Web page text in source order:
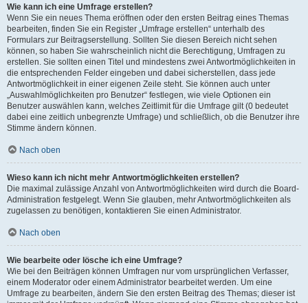
Wie kann ich eine Umfrage erstellen?
Wenn Sie ein neues Thema eröffnen oder den ersten Beitrag eines Themas
bearbeiten, finden Sie ein Register „Umfrage erstellen“ unterhalb des
Formulars zur Beitragserstellung. Sollten Sie diesen Bereich nicht sehen
können, so haben Sie wahrscheinlich nicht die Berechtigung, Umfragen zu
erstellen. Sie sollten einen Titel und mindestens zwei Antwortmöglichkeiten in
die entsprechenden Felder eingeben und dabei sicherstellen, dass jede
Antwortmöglichkeit in einer eigenen Zeile steht. Sie können auch unter
„Auswahlmöglichkeiten pro Benutzer“ festlegen, wie viele Optionen ein
Benutzer auswählen kann, welches Zeitlimit für die Umfrage gilt (0 bedeutet
dabei eine zeitlich unbegrenzte Umfrage) und schließlich, ob die Benutzer ihre
Stimme ändern können.
Nach oben
Wieso kann ich nicht mehr Antwortmöglichkeiten erstellen?
Die maximal zulässige Anzahl von Antwortmöglichkeiten wird durch die Board-
Administration festgelegt. Wenn Sie glauben, mehr Antwortmöglichkeiten als
zugelassen zu benötigen, kontaktieren Sie einen Administrator.
Nach oben
Wie bearbeite oder lösche ich eine Umfrage?
Wie bei den Beiträgen können Umfragen nur vom ursprünglichen Verfasser,
einem Moderator oder einem Administrator bearbeitet werden. Um eine
Umfrage zu bearbeiten, ändern Sie den ersten Beitrag des Themas; dieser ist